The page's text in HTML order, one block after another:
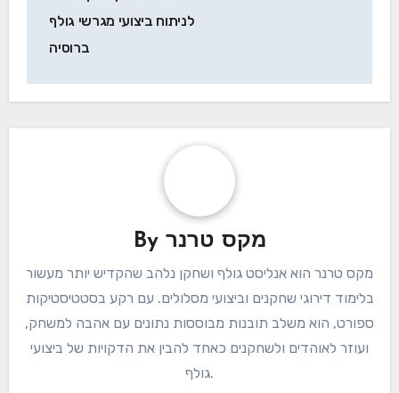
navigation
לניתוח ביצועי מגרשי גולף
ברוסיה
By מקס טרנר
מקס טרנר הוא אנליסט גולף ושחקן נלהב שהקדיש יותר מעשור
בלימוד דירוגי שחקנים וביצועי מסלולים. עם רקע בסטטיסטיקות
ספורט, הוא משלב תובנות מבוססות נתונים עם אהבה למשחק,
ועוזר לאוהדים ולשחקנים כאחד להבין את הדקויות של ביצועי
גולף.